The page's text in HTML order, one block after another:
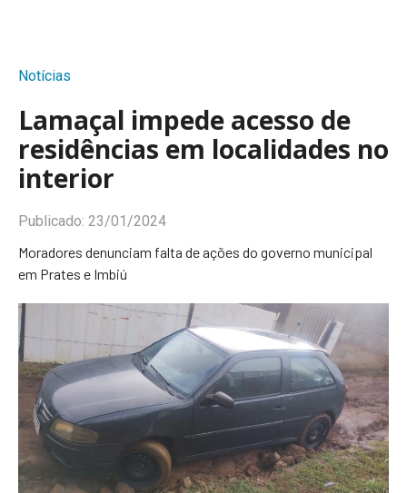
Notícias
Lamaçal impede acesso de
residências em localidades no
interior
Publicado: 23/01/2024
Moradores denunciam falta de ações do governo municipal
em Prates e Imbiú